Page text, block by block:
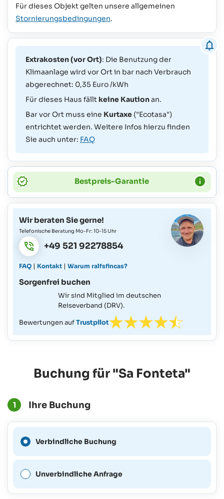
Für dieses Objekt gelten unsere allgemeinen
Stornierungsbedingungen.
Extrakosten (vor Ort): Die Benutzung der
Klimaanlage wird vor Ort in bar nach Verbrauch
abgerechnet: 0,35 Euro /kWh
Für dieses Haus fällt keine Kautionan.
Bar vor Ort muss eine Kurtaxe ("Ecotasa")
entrichtet werden. Weitere Infos hierzu finden
Sie auch unter: FAQ
Bestpreis-Garantie
Wir beraten Sie gerne!
Telefonische Beratung Mo-Fr: 10-15 Uhr
+49 521 92278854
FAQ | Kontakt | Warum ralfsfincas?
Sorgenfrei buchen
Wir sind Mitglied im deutschen
Reiseverband (DRV).
Bewertungen aufTrustpilot
Buchung für "Sa Fonteta"
1 Ihre Buchung
Verbindliche Buchungist für diesen Zeitraum nicht
Unverbindliche Anfrage